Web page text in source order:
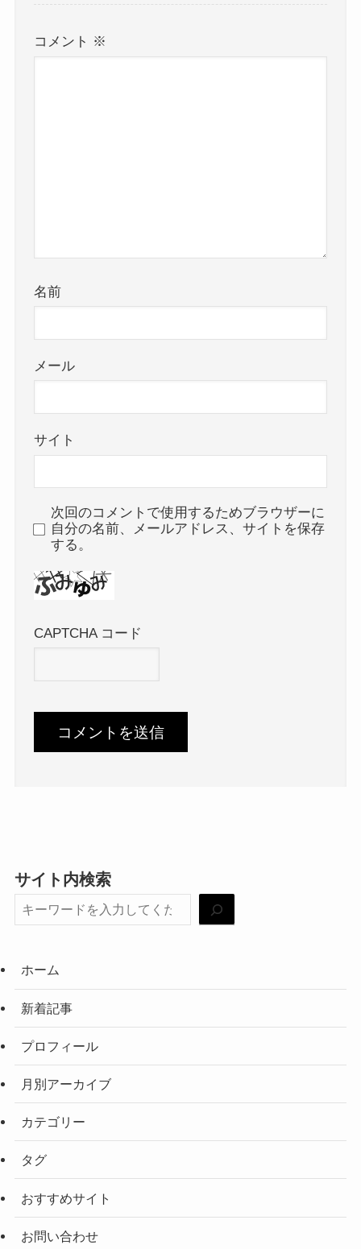
コメント ※
名前
メール
サイト
次回のコメントで使用するためブラウザーに
自分の名前、メールアドレス、サイトを保存
する。
CAPTCHA コード
サイト内検索
ホーム
新着記事
プロフィール
月別アーカイブ
カテゴリー
タグ
おすすめサイト
お問い合わせ